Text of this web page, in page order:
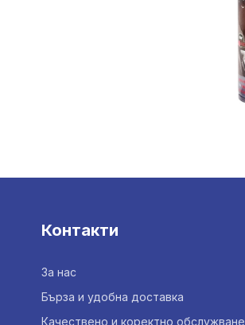
Контакти
За нас
Бърза и удобна доставка
Качествено и коректно обслужване